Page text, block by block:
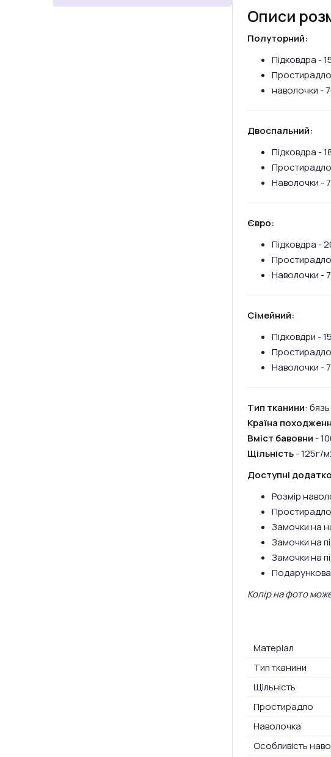
Описи
Полуторний:
Підковдра -
наволочки -
Двоспальний:
Підковдра -
Наволочки -
Євро:
Підковдра -
Наволочки -
Сімейний:
Підковдри -
Наволочки -
Тип тканини:
Країна
Вміст бавовни -
Щільність- 125г/
Доступні
Розмір
Замочки на
Замочки на
Замочки на
Колір на фото
Матеріал
Тип тканини
Щільність
Простирадло
Наволочка
Особливість